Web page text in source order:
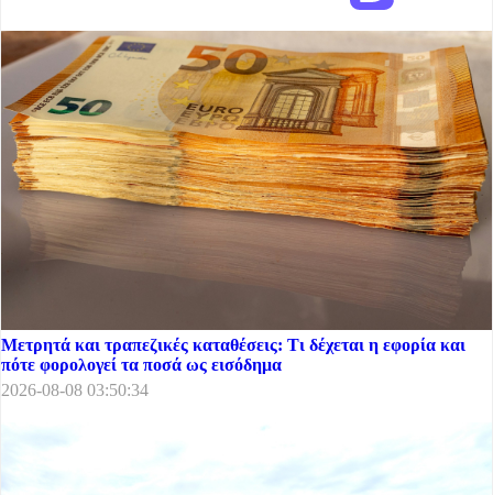
Μετρητά και τραπεζικές καταθέσεις: Τι δέχεται η εφορία και
πότε φορολογεί τα ποσά ως εισόδημα
2026-08-08 03:50:34